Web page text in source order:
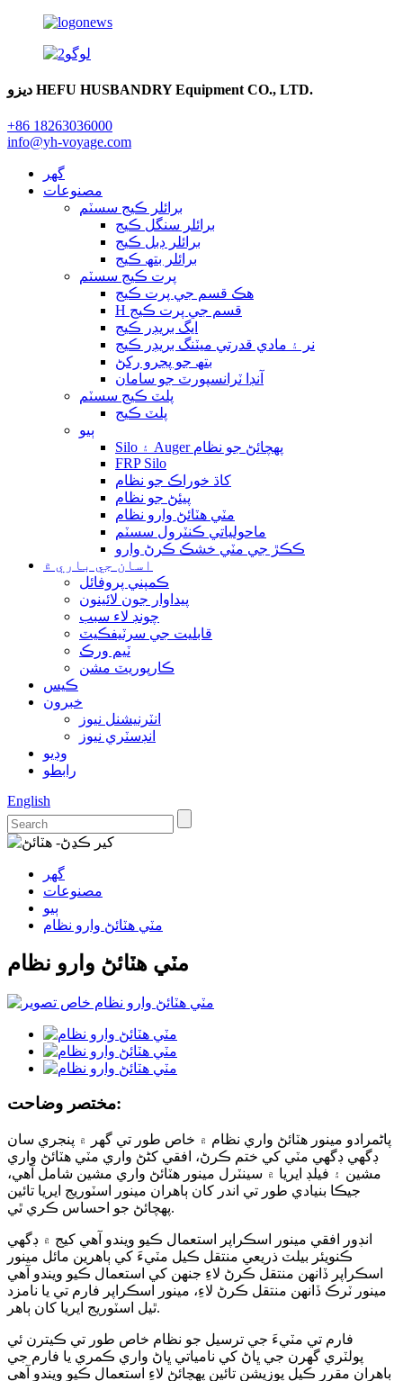
ديزو HEFU HUSBANDRY Equipment CO., LTD.
+86 18263036000
info@yh-voyage.com
گهر
مصنوعات
برائلر ڪيج سسٽم
برائلر سنگل ڪيج
برائلر ڊبل ڪيج
برائلر بتھ ڪيج
پرت ڪيج سسٽم
هڪ قسم جي پرت ڪيج
H قسم جي پرت ڪيج
ايگ بريڊر ڪيج
نر ۽ مادي قدرتي ميٽنگ بريڊر ڪيج
بتھ جو پڃرو رکڻ
آنڊا ٽرانسپورٽ جو سامان
پلٽ ڪيج سسٽم
پلٽ ڪيج
ٻيو
Silo ۽ Auger پهچائڻ جو نظام
FRP Silo
کاڌ خوراڪ جو نظام
پيئڻ جو نظام
مٽي هٽائڻ وارو نظام
ماحولياتي ڪنٽرول سسٽم
ڪڪڙ جي مٽي خشڪ ڪرڻ وارو
اسان جي باري ۾
ڪمپني پروفائل
پيداوار جون لائينون
چونڊ لاء سبب
قابليت جي سرٽيفڪيٽ
ٽيم ورڪ
ڪارپوريٽ مشن
ڪيس
خبرون
انٽرنيشنل نيوز
انڊسٽري نيوز
وڊيو
رابطو
English
گهر
مصنوعات
ٻيو
مٽي هٽائڻ وارو نظام
مٽي هٽائڻ وارو نظام
مختصر وضاحت:
پاڻمرادو مينور هٽائڻ واري نظام ۾ خاص طور تي گھر ۾ پنجري سان
ڊگھي ڊگھي مٽي کي ختم ڪرڻ، افقي کڻڻ واري مٽي هٽائڻ واري
مشين ۽ فيلڊ ايريا ۾ سينٽرل مينور هٽائڻ واري مشين شامل آهي،
جيڪا بنيادي طور تي اندر کان ٻاهران مينور اسٽوريج ايريا تائين
پهچائڻ جو احساس ڪري ٿي.
انڊور افقي مينور اسڪراپر استعمال ڪيو ويندو آهي کيج ۾ ڊگھي
ڪنويئر بيلٽ ذريعي منتقل ڪيل مٽيءَ کي ٻاھرين مائل مينور
اسڪراپر ڏانھن منتقل ڪرڻ لاءِ جنھن کي استعمال ڪيو ويندو آھي
مينور ٽرڪ ڏانھن منتقل ڪرڻ لاءِ، مينور اسڪراپر فارم تي يا نامزد
ٿيل اسٽوريج ايريا کان ٻاهر.
فارم تي مٽيءَ جي ترسيل جو نظام خاص طور تي ڪيترن ئي
پولٽري گهرن جي ڀاڻ کي نامياتي ڀاڻ واري ڪمري يا فارم جي
ٻاهران مقرر ڪيل پوزيشن تائين پهچائڻ لاءِ استعمال ڪيو ويندو آهي